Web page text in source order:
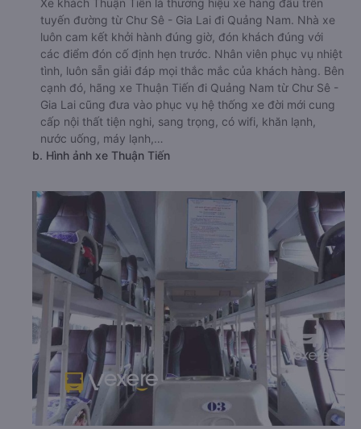
Xe khách Thuận Tiến là thương hiệu xe hàng đầu trên
tuyến đường từ Chư Sê - Gia Lai đi Quảng Nam. Nhà xe
luôn cam kết khởi hành đúng giờ, đón khách đúng với
các điểm đón cố định hẹn trước. Nhân viên phục vụ nhiệt
tình, luôn sẵn giải đáp mọi thắc mắc của khách hàng. Bên
cạnh đó, hãng xe Thuận Tiến đi Quảng Nam từ Chư Sê -
Gia Lai cũng đưa vào phục vụ hệ thống xe đời mới cung
cấp nội thất tiện nghi, sang trọng, có wifi, khăn lạnh,
nước uống, máy lạnh,…
b. Hình ảnh xe Thuận Tiến